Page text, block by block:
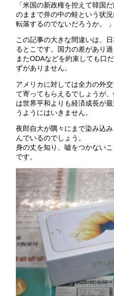
「米国の新政権を控えて韓国
のままで井の中の蛙という状況
転落するのでないだろうか。 」
この記事の大きな間違いは、
るとこです。国力の差があり過
またODAなどを約束しても口
ずがありません。
アメリカに対しては全力の外
て寄ってもらえるでしょうが
は世界平和よりも経済成長が
うようにはいきません。
夜郎自大が隅々にまで染み込
んでいるのでしょう。
身の丈を知り、嘘をつかない
です。